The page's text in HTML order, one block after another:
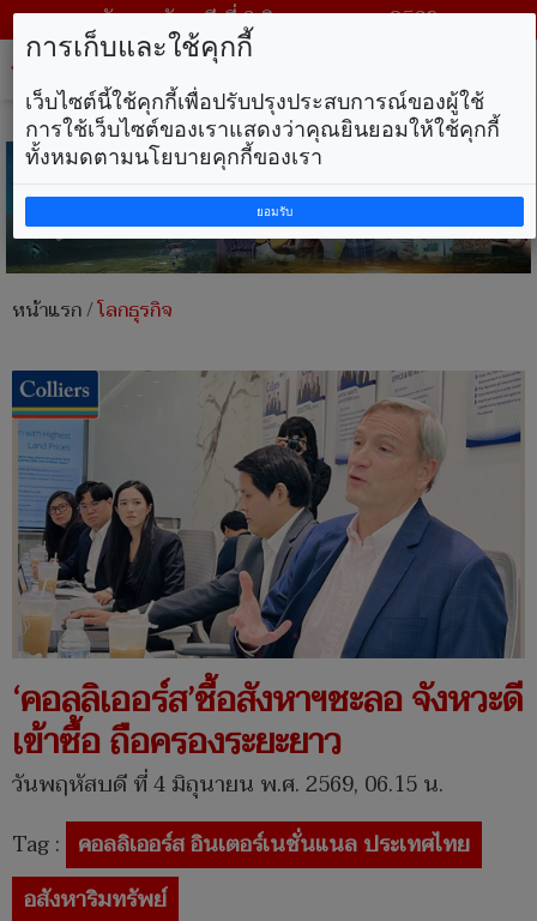
วันพฤหัสบดี ที่ 6 สิงหาคม พ.ศ. 2569
หน้าแรก/โลกธุรกิจ
‘คอลลิเออร์ส’ชี้อสังหาฯชะลอ จังหวะดี
เข้าซื้อ ถือครองระยะยาว
วันพฤหัสบดี ที่ 4 มิถุนายน พ.ศ. 2569, 06.15 น.
Tag : คอลลิเออร์ส อินเตอร์เนชั่นแนล ประเทศไทย
อสังหาริมทรัพย์
การเก็บและใช้คุกกี้
เว็บไซต์นี้ใช้คุกกี้เพื่อปรับปรุงประสบการณ์ของผู้ใช้
การใช้เว็บไซต์ของเราแสดงว่าคุณยินยอมให้ใช้คุกกี้
ทั้งหมดตามนโยบายคุกกี้ของเรา
ยอมรับ